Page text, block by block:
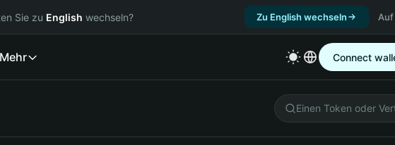
Sie zu English wechseln? Zu English wechseln
Mehr Connect